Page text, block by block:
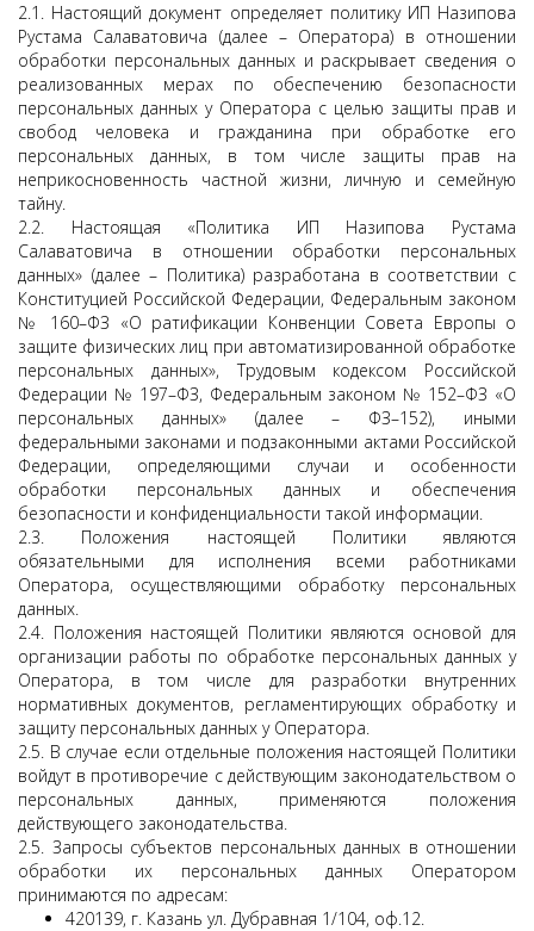
2.1. Настоящий документ определяет политику ИП Назипова
Рустама Салаватовича (далее – Оператора) в отношении
обработки персональных данных и раскрывает сведения о
реализованных мерах по обеспечению безопасности
персональных данных у Оператора с целью защиты прав и
свобод человека и гражданина при обработке его
персональных данных, в том числе защиты прав на
неприкосновенность частной жизни, личную и семейную
тайну.
2.2. Настоящая «Политика ИП Назипова Рустама
Салаватовича в отношении обработки персональных
данных» (далее – Политика) разработана в соответствии с
Конституцией Российской Федерации, Федеральным законом
№ 160–ФЗ «О ратификации Конвенции Совета Европы о
защите физических лиц при автоматизированной обработке
персональных данных», Трудовым кодексом Российской
Федерации № 197–ФЗ, Федеральным законом № 152–ФЗ «О
персональных данных» (далее – ФЗ–152), иными
федеральными законами и подзаконными актами Российской
Федерации, определяющими случаи и особенности
обработки персональных данных и обеспечения
безопасности и конфиденциальности такой информации.
2.3. Положения настоящей Политики являются
обязательными для исполнения всеми работниками
Оператора, осуществляющими обработку персональных
данных.
2.4. Положения настоящей Политики являются основой для
организации работы по обработке персональных данных у
Оператора, в том числе для разработки внутренних
нормативных документов, регламентирующих обработку и
защиту персональных данных у Оператора.
2.5. В случае если отдельные положения настоящей Политики
войдут в противоречие с действующим законодательством о
персональных данных, применяются положения
действующего законодательства.
2.5. Запросы субъектов персональных данных в отношении
обработки их персональных данных Оператором
принимаются по адресам:
420139, г. Казань ул. Дубравная 1/104, оф.12.